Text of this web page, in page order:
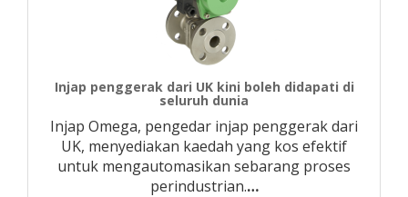
Injap penggerak dari UK kini boleh didapati di
seluruh dunia
Injap Omega, pengedar injap penggerak dari
UK, menyediakan kaedah yang kos efektif
untuk mengautomasikan sebarang proses
perindustrian.…